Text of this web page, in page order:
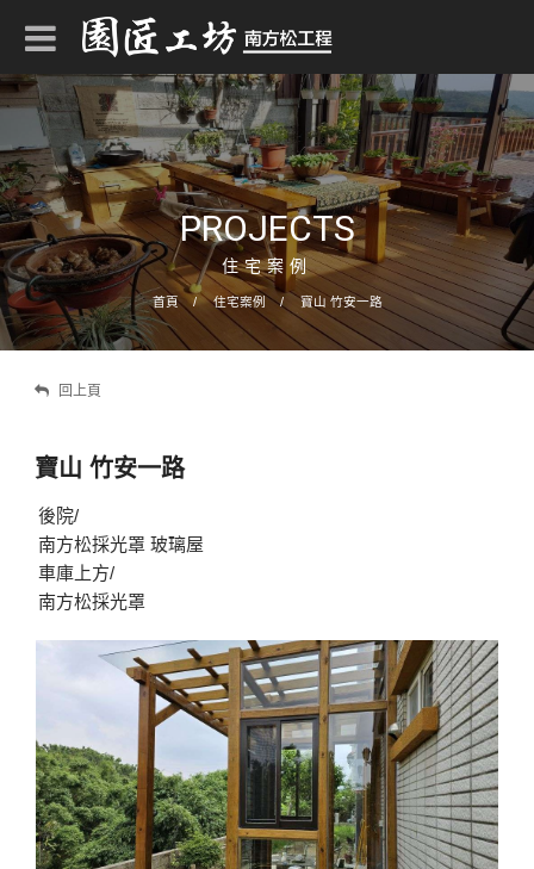
PROJECTS
住宅案例
首頁 住宅案例 寶山 竹安一路
回上頁
寶山 竹安一路
後院/
南方松採光罩 玻璃屋
車庫上方/
南方松採光罩